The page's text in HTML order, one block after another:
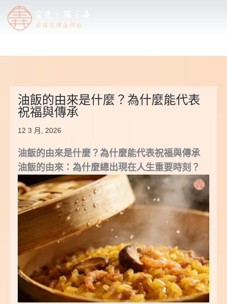
油飯的由來是什麼？為什麼能代表
祝福與傳承
12 3 月, 2026
油飯的由來是什麼？為什麼能代表祝福與傳承
油飯的由來：為什麼總出現在人生重要時刻？